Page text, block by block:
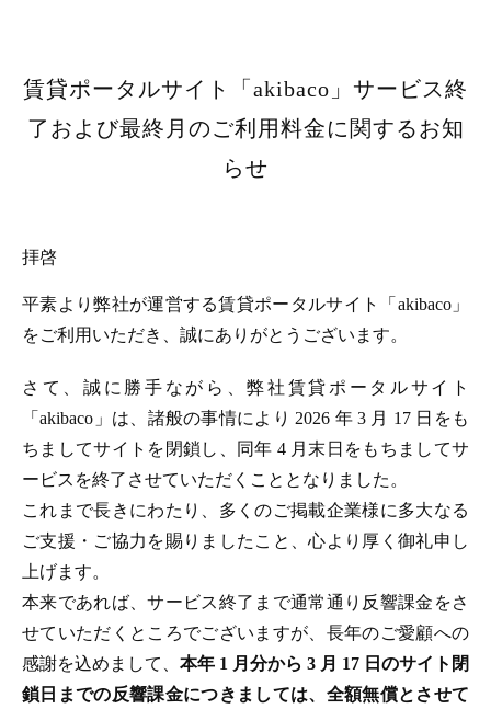
賃貸ポータルサイト「akibaco」サービス終
了および最終月のご利用料金に関するお知
らせ
拝啓
平素より弊社が運営する賃貸ポータルサイト「akibaco」
をご利用いただき、誠にありがとうございます。
さて、誠に勝手ながら、弊社賃貸ポータルサイト
「akibaco」は、諸般の事情により 2026 年 3 月 17 日をも
ちましてサイトを閉鎖し、同年 4 月末日をもちましてサ
ービスを終了させていただくこととなりました。
これまで長きにわたり、多くのご掲載企業様に多大なる
ご支援・ご協力を賜りましたこと、心より厚く御礼申し
上げます。
本来であれば、サービス終了まで通常通り反響課金をさ
せていただくところでございますが、長年のご愛顧への
感謝を込めまして、 本年 1 月分から 3 月 17 日のサイト閉
鎖日までの反響課金につきましては、全額無償とさせて